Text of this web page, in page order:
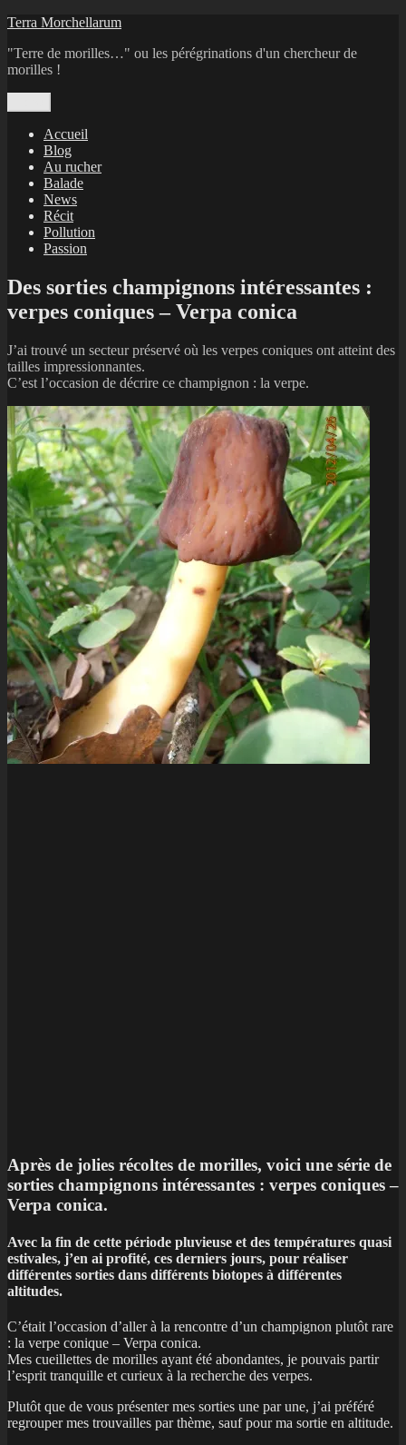
Aller
contenu
Terra Morchellarum
"Terre de morilles…" ou les pérégrinations d'un chercheur de
morilles !
Accueil
Blog
Au rucher
Balade
News
Récit
Pollution
Passion
Des sorties champignons intéressantes :
verpes coniques – Verpa conica
J’ai trouvé un secteur préservé où les verpes coniques ont atteint des
tailles impressionnantes.
C’est l’occasion de décrire ce champignon : la verpe.
Après de jolies récoltes de morilles, voici une série de
sorties champignons intéressantes : verpes coniques –
Verpa conica.
Avec la fin de cette période pluvieuse et des températures quasi
estivales, j’en ai profité, ces derniers jours, pour réaliser
différentes sorties dans différents biotopes à différentes
altitudes.
C’était l’occasion d’aller à la rencontre d’un champignon plutôt rare
: la verpe conique – Verpa conica.
Mes cueillettes de morilles ayant été abondantes, je pouvais partir
l’esprit tranquille et curieux à la recherche des verpes.
Plutôt que de vous présenter mes sorties une par une, j’ai préféré
regrouper mes trouvailles par thème, sauf pour ma sortie en altitude.